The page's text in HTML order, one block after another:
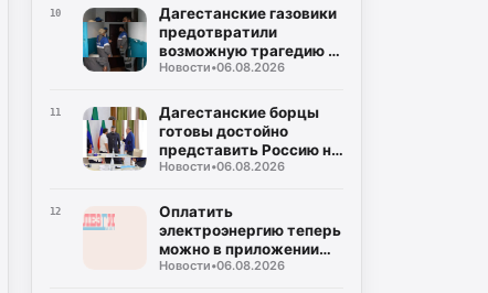
10
Дагестанские газовики
предотвратили
возможную трагедию в
многоквартирном доме
Новости•06.08.2026
11
Дагестанские борцы
готовы достойно
представить Россию на
мировой арене
Новости•06.08.2026
12
Оплатить
электроэнергию теперь
можно в приложении
«ЕГП Онлайн»
Новости•06.08.2026